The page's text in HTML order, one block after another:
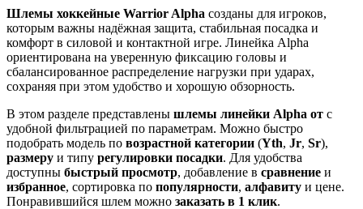
Шлемы хоккейные Warrior Alpha созданы для игроков,
которым важны надёжная защита, стабильная посадка и
комфорт в силовой и контактной игре. Линейка Alpha
ориентирована на уверенную фиксацию головы и
сбалансированное распределение нагрузки при ударах,
сохраняя при этом удобство и хорошую обзорность.
В этом разделе представлены шлемы линейки Alpha от с
удобной фильтрацией по параметрам. Можно быстро
подобрать модель по возрастной категории (Yth, Jr, Sr),
размеру и типу регулировки посадки. Для удобства
доступны быстрый просмотр, добавление в сравнение и
избранное, сортировка по популярности, алфавиту и цене.
Понравившийся шлем можно заказать в 1 клик.